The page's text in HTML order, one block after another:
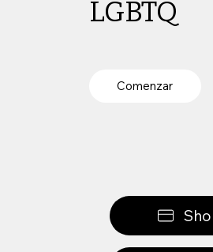
LGBTQ
Comenzar